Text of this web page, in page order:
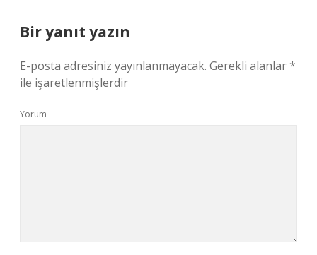
Bir yanıt yazın
E-posta adresiniz yayınlanmayacak. Gerekli alanlar*
ile işaretlenmişlerdir
Yorum